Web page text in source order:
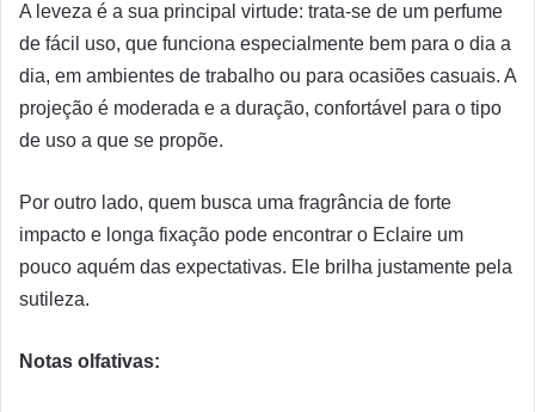
A leveza é a sua principal virtude: trata-se de um perfume
de fácil uso, que funciona especialmente bem para o dia a
dia, em ambientes de trabalho ou para ocasiões casuais. A
projeção é moderada e a duração, confortável para o tipo
de uso a que se propõe.
Por outro lado, quem busca uma fragrância de forte
impacto e longa fixação pode encontrar o Eclaire um
pouco aquém das expectativas. Ele brilha justamente pela
sutileza.
Notas olfativas: